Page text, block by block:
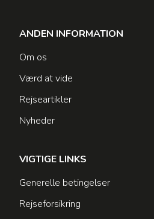
ANDEN INFORMATION
Om os
Værd at vide
Rejseartikler
Nyheder
VIGTIGE LINKS
Generelle betingelser
Rejseforsikring